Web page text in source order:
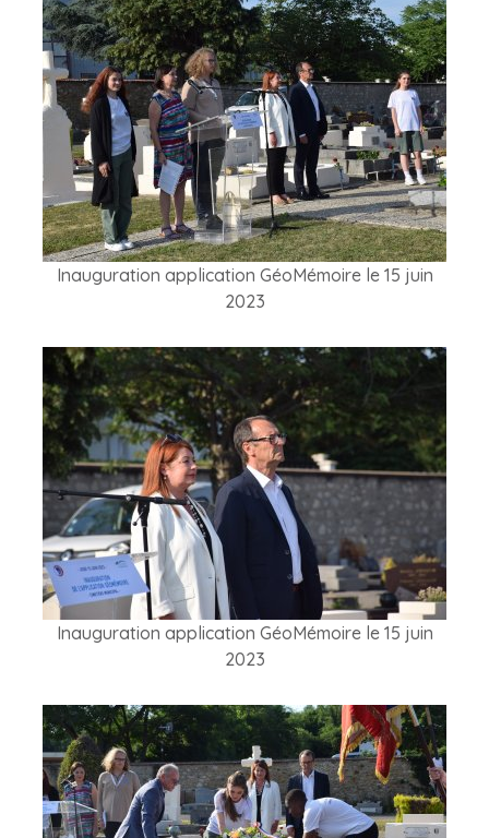
Inauguration application GéoMémoire le 15 juin
2023
Inauguration application GéoMémoire le 15 juin
2023